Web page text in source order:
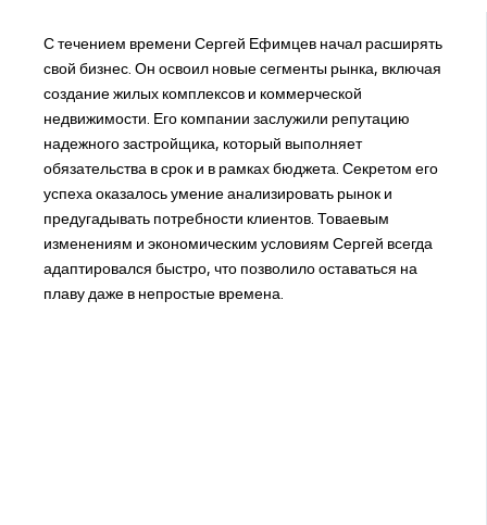
С течением времени Сергей Ефимцев начал расширять
свой бизнес. Он освоил новые сегменты рынка, включая
создание жилых комплексов и коммерческой
недвижимости. Его компании заслужили репутацию
надежного застройщика, который выполняет
обязательства в срок и в рамках бюджета. Секретом его
успеха оказалось умение анализировать рынок и
предугадывать потребности клиентов. Товаевым
изменениям и экономическим условиям Сергей всегда
адаптировался быстро, что позволило оставаться на
плаву даже в непростые времена.